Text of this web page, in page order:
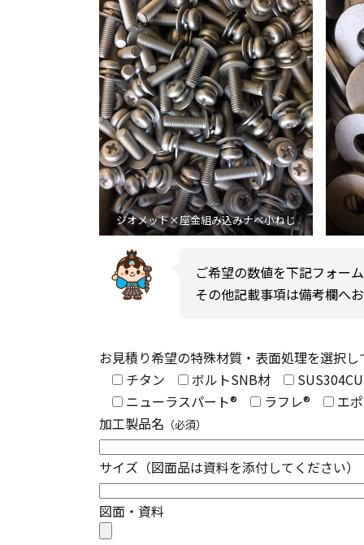
ジオメット×座金組み込みナベ小ねじ
ご希望の数値を下記フォー
その他記載事項は備考欄へ
お見積り希望の特殊材質・表面処理を選択し
チタン
ボルトSNB材
ニューラスパート®
ラフレ®
エ
加工製品名 （必須）
サイズ（図面品は資料を添付してください）
図面・資料